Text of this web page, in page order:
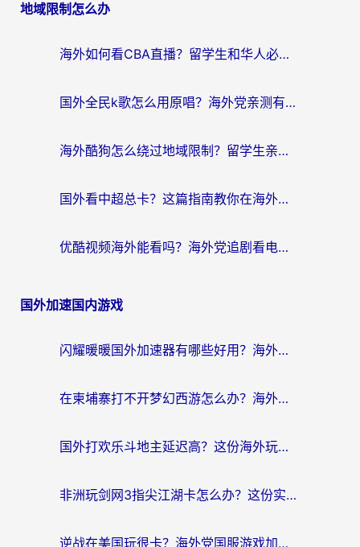
地域限制怎么办
海外如何看CBA直播？留学生和华人必看的无卡顿观赛指南
国外全民k歌怎么用原唱？海外党亲测有效的回国加速解决方案
海外酷狗怎么绕过地域限制？留学生亲测有效的回国加速器选择指南
国外看中超总卡？这篇指南教你在海外流畅看体育赛事+中文解说（附避坑技巧）
优酷视频海外能看吗？海外党追剧看电影的终极解决方案来了
国外加速国内游戏
闪耀暖暖国外加速器有哪些好用？海外党亲测的国服游戏加速终极指南
在柬埔寨打不开梦幻西游怎么办？海外玩家国服游戏加速终极指南
国外打欢乐斗地主延迟高？这份海外玩家国服游戏加速指南帮你解决卡顿烦恼
非洲玩剑网3指尖江湖卡怎么办？这份实测有效的国服游戏加速指南请收好
逆战在美国玩很卡？海外党国服游戏加速终极指南（附DNF宝可梦加速技巧）